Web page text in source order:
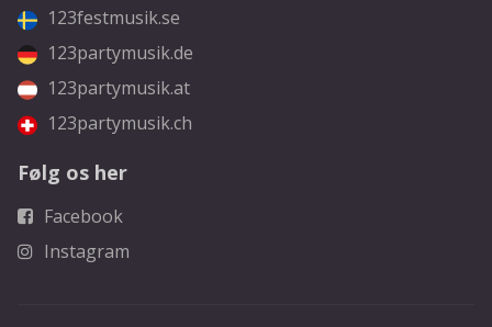
123festmusik.se
123partymusik.de
123partymusik.at
123partymusik.ch
Følg os her
Facebook
Instagram